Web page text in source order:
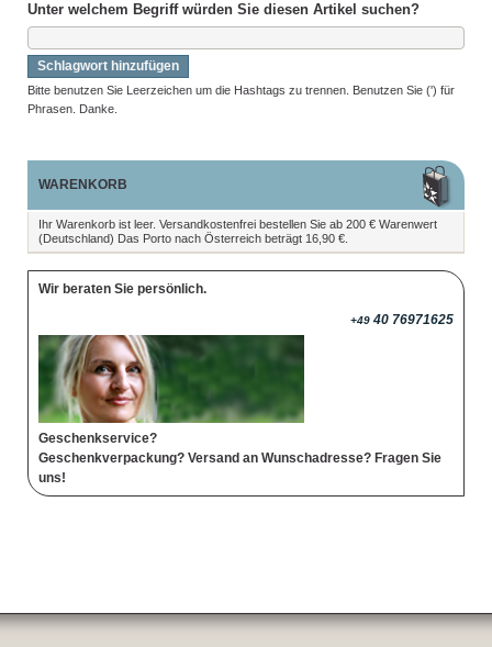
Unter welchem Begriff würden Sie diesen Artikel suchen?
Schlagwort hinzufügen
Bitte benutzen Sie Leerzeichen um die Hashtags zu trennen. Benutzen Sie (') für
Phrasen. Danke.
WARENKORB
Ihr Warenkorb ist leer. Versandkostenfrei bestellen Sie ab 200 € Warenwert
(Deutschland) Das Porto nach Österreich beträgt 16,90 €.
Wir beraten Sie persönlich.
+49 40 76971625
Geschenkservice?
Geschenkverpackung? Versand an Wunschadresse? Fragen Sie
uns!